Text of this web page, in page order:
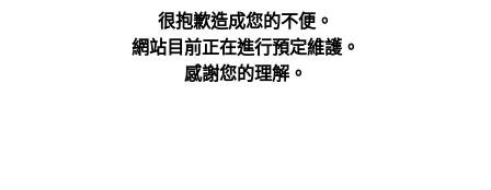
很抱歉造成您的不便。
網站目前正在進行預定維護。
感謝您的理解。